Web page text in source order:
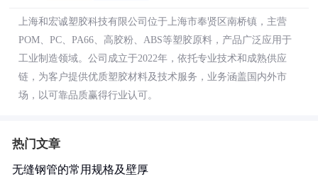
上海和宏诚塑胶科技有限公司位于上海市奉贤区南桥镇，主营
POM、PC、PA66、高胶粉、ABS等塑胶原料，产品广泛应用于
工业制造领域。公司成立于2022年，依托专业技术和成熟供应
链，为客户提供优质塑胶材料及技术服务，业务涵盖国内外市
场，以可靠品质赢得行业认可。
热门文章
无缝钢管的常用规格及壁厚